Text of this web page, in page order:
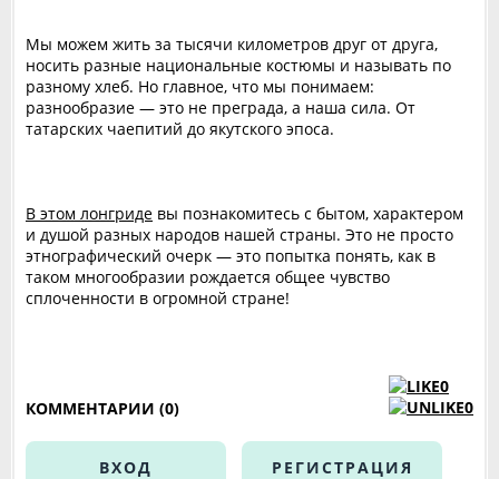
Мы можем жить за тысячи километров друг от друга,
носить разные национальные костюмы и называть по
разному хлеб. Но главное, что мы понимаем:
разнообразие — это не преграда, а наша сила. От
татарских чаепитий до якутского эпоса.
В этом лонгриде вы познакомитесь с бытом, характером
и душой разных народов нашей страны. Это не просто
этнографический очерк — это попытка понять, как в
таком многообразии рождается общее чувство
сплоченности в огромной стране!
0
0
КОММЕНТАРИИ (0)
ВХОД РЕГИСТРАЦИЯ